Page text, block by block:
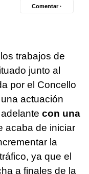
Comentar ·
trabajos de
junto al
por el Concello
actuación
con una
acaba de iniciar
la
ya que el
a finales de la